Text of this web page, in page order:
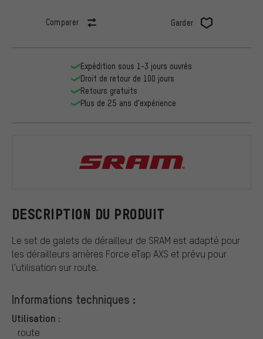
Comparer Garder
DESCRIPTION DU PRODUIT
Le set de galets de dérailleur de SRAM est adapté pour
les dérailleurs arrières Force eTap AXS et prévu pour
l'utilisation sur route.
Informations techniques :
Utilisation :
route
Expédition sous 1-3 jours ouvrés
Droit de retour de 100 jours
Retours gratuits
Plus de 25 ans d'expérience
SRAM